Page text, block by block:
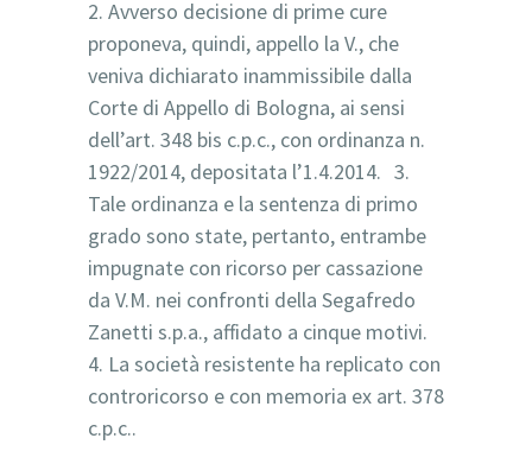
2. Avverso decisione di prime cure
proponeva, quindi, appello la V., che
veniva dichiarato inammissibile dalla
Corte di Appello di Bologna, ai sensi
dell’art. 348 bis c.p.c., con ordinanza n.
1922/2014, depositata l’1.4.2014. 3.
Tale ordinanza e la sentenza di primo
grado sono state, pertanto, entrambe
impugnate con ricorso per cassazione
da V.M. nei confronti della Segafredo
Zanetti s.p.a., affidato a cinque motivi.
4. La società resistente ha replicato con
controricorso e con memoria ex art. 378
c.p.c..